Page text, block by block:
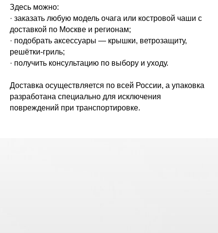
Здесь можно:
· заказать любую модель очага или костровой чаши с
доставкой по Москве и регионам;
· подобрать аксессуары — крышки, ветрозащиту,
решётки-гриль;
· получить консультацию по выбору и уходу.
Доставка осуществляется по всей России, а упаковка
разработана специально для исключения
повреждений при транспортировке.